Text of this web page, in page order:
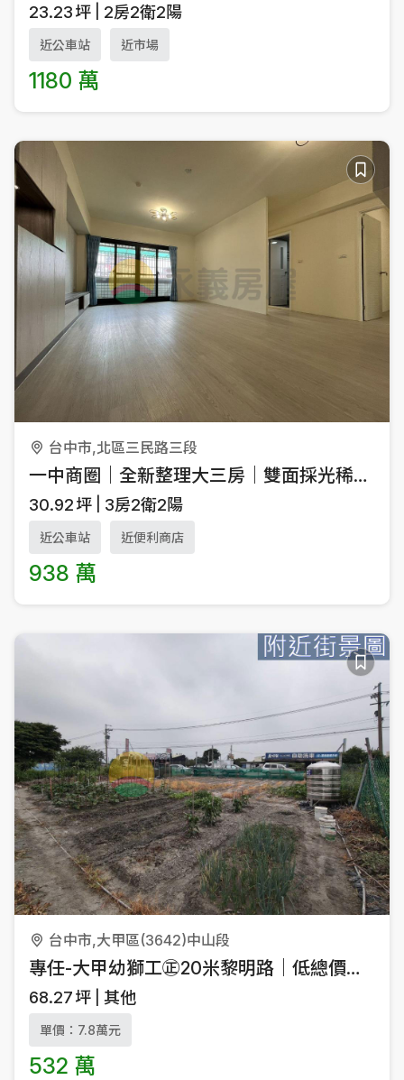
23.23坪 2房2衛2陽
近公車站 近市場
1180 萬
台中市,北區三民路三段
一中商圈｜全新整理大三房｜雙面採光稀有釋出
30.92坪 3房2衛2陽
近公車站 近便利商店
938 萬
台中市,大甲區(3642)中山段
專任-大甲幼獅工㊣20米黎明路｜低總價｜都計內農
68.27坪 其他
單價：7.8萬元
532 萬